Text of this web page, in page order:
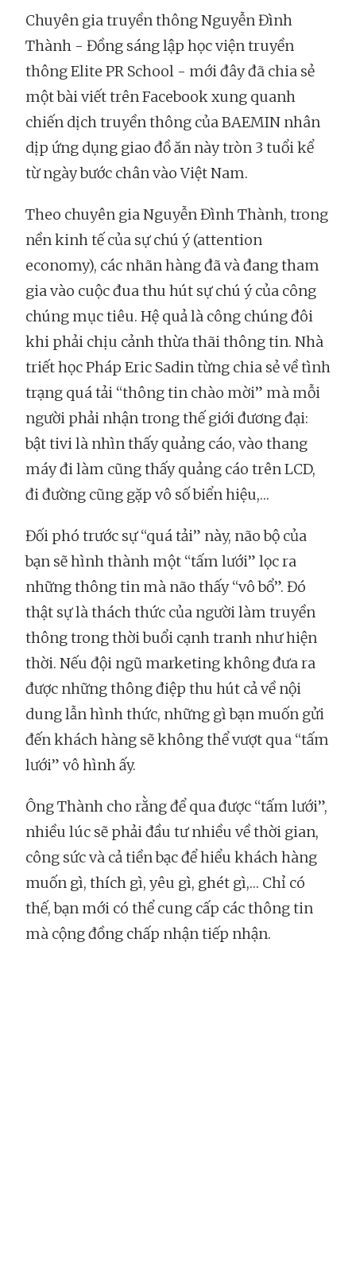
Chuyên gia truyền thông Nguyễn Đình
Thành - Đồng sáng lập học viện truyền
thông Elite PR School - mới đây đã chia sẻ
một bài viết trên Facebook xung quanh
chiến dịch truyền thông của BAEMIN nhân
dịp ứng dụng giao đồ ăn này tròn 3 tuổi kể
từ ngày bước chân vào Việt Nam.
Theo chuyên gia Nguyễn Đình Thành, trong
nền kinh tế của sự chú ý (attention
economy), các nhãn hàng đã và đang tham
gia vào cuộc đua thu hút sự chú ý của công
chúng mục tiêu. Hệ quả là công chúng đôi
khi phải chịu cảnh thừa thãi thông tin. Nhà
triết học Pháp Eric Sadin từng chia sẻ về tình
trạng quá tải “thông tin chào mời” mà mỗi
người phải nhận trong thế giới đương đại:
bật tivi là nhìn thấy quảng cáo, vào thang
máy đi làm cũng thấy quảng cáo trên LCD,
đi đường cũng gặp vô số biển hiệu,…
Đối phó trước sự “quá tải” này, não bộ của
bạn sẽ hình thành một “tấm lưới” lọc ra
những thông tin mà não thấy “vô bổ”. Đó
thật sự là thách thức của người làm truyền
thông trong thời buổi cạnh tranh như hiện
thời. Nếu đội ngũ marketing không đưa ra
được những thông điệp thu hút cả về nội
dung lẫn hình thức, những gì bạn muốn gửi
đến khách hàng sẽ không thể vượt qua “tấm
lưới” vô hình ấy.
Ông Thành cho rằng để qua được “tấm lưới”,
nhiều lúc sẽ phải đầu tư nhiều về thời gian,
công sức và cả tiền bạc để hiểu khách hàng
muốn gì, thích gì, yêu gì, ghét gì,… Chỉ có
thế, bạn mới có thể cung cấp các thông tin
mà cộng đồng chấp nhận tiếp nhận.